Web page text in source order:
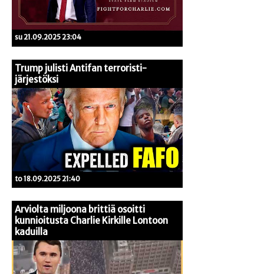
su 21.09.2025 23:04
Trump julisti Antifan terroristi-
järjestöksi
to 18.09.2025 21:40
Arviolta miljoona brittiä osoitti
kunnioitusta Charlie Kirkille Lontoon
kaduilla